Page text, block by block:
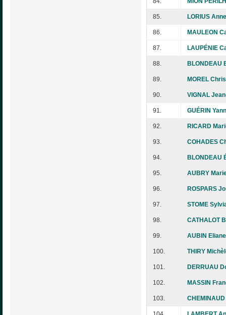
85. LORIUS
86. MAULEON
87. LAUPÉNIE
88. BLONDEAU
89. MOREL
90. VIGNAL
91. GUÉRIN
92. RICARD
93. COHADES
94. BLONDEAU
95. AUBRY
96. ROSPARS
97. STOME
98. CATHALOT
99. AUBIN Eliane
100. THIRY
101. DERRUAU
102. MASSIN
103.